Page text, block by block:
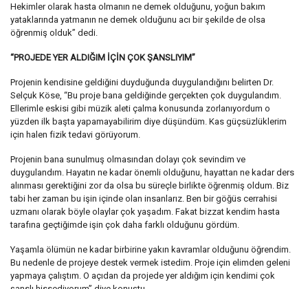
Hekimler olarak hasta olmanın ne demek olduğunu, yoğun bakım
yataklarında yatmanın ne demek olduğunu acı bir şekilde de olsa
öğrenmiş olduk” dedi.
“PROJEDE YER ALDIĞIM İÇİN ÇOK ŞANSLIYIM”
Projenin kendisine geldiğini duyduğunda duygulandığını belirten Dr.
Selçuk Köse, “Bu proje bana geldiğinde gerçekten çok duygulandım.
Ellerimle eskisi gibi müzik aleti çalma konusunda zorlanıyordum o
yüzden ilk başta yapamayabilirim diye düşündüm. Kas güçsüzlüklerim
için halen fizik tedavi görüyorum.
Projenin bana sunulmuş olmasından dolayı çok sevindim ve
duygulandım. Hayatın ne kadar önemli olduğunu, hayattan ne kadar ders
alınması gerektiğini zor da olsa bu süreçle birlikte öğrenmiş oldum. Biz
tabi her zaman bu işin içinde olan insanlarız. Ben bir göğüs cerrahisi
uzmanı olarak böyle olaylar çok yaşadım. Fakat bizzat kendim hasta
tarafına geçtiğimde işin çok daha farklı olduğunu gördüm.
Yaşamla ölümün ne kadar birbirine yakın kavramlar olduğunu öğrendim.
Bu nedenle de projeye destek vermek istedim. Proje için elimden geleni
yapmaya çalıştım. O açıdan da projede yer aldığım için kendimi çok